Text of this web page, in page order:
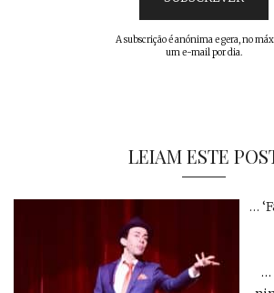
A subscrição é anónima e gera, no
um e-mail por dia.
LEIAM ESTE
…
…